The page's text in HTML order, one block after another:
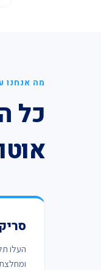
מה אנחנו
כל
העלו